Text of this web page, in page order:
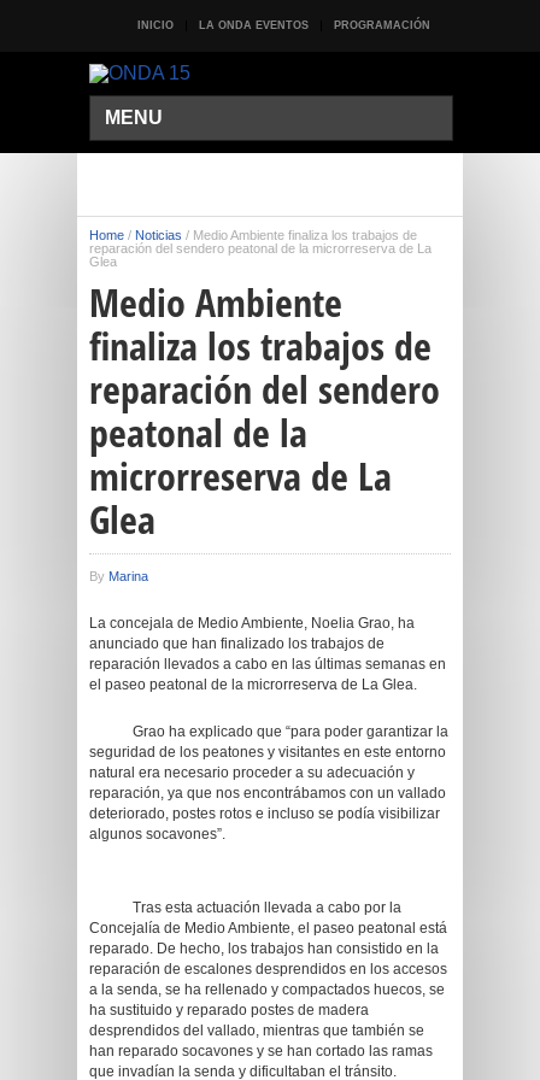
INICIO LA ONDA EVENTOS PROGRAMACIÓN
MENU
Home / Noticias / Medio Ambiente finaliza los trabajos de
reparación del sendero peatonal de la microrreserva de La
Glea
Medio Ambiente
finaliza los trabajos de
reparación del sendero
peatonal de la
microrreserva de La
Glea
By Marina
La concejala de Medio Ambiente, Noelia Grao, ha
anunciado que han finalizado los trabajos de
reparación llevados a cabo en las últimas semanas en
el paseo peatonal de la microrreserva de La Glea.
Grao ha explicado que “para poder garantizar la
seguridad de los peatones y visitantes en este entorno
natural era necesario proceder a su adecuación y
reparación, ya que nos encontrábamos con un vallado
deteriorado, postes rotos e incluso se podía visibilizar
algunos socavones”.
Tras esta actuación llevada a cabo por la
Concejalía de Medio Ambiente, el paseo peatonal está
reparado. De hecho, los trabajos han consistido en la
reparación de escalones desprendidos en los accesos
a la senda, se ha rellenado y compactados huecos, se
ha sustituido y reparado postes de madera
desprendidos del vallado, mientras que también se
han reparado socavones y se han cortado las ramas
que invadían la senda y dificultaban el tránsito.